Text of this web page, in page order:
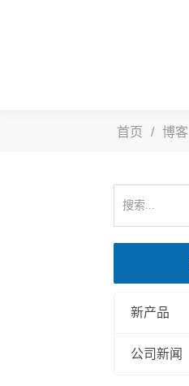
首页 / 博客
新产品
公司新闻